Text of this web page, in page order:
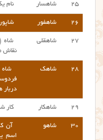
۲۵ شاهسار نام
۲۶ شاهفور
۲۷ شاهقلی
شاه
نقاش
۲۸ شاهک
شاه
دربار
۲۹ شاهکار کار
۳۰ شاهو
آن
اسم